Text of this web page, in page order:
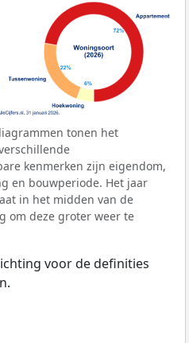
tonen het
kenmerken zijn eigendom,
en bouwperiode. Het jaar
in het midden van de
om deze groter weer te
voor de definities